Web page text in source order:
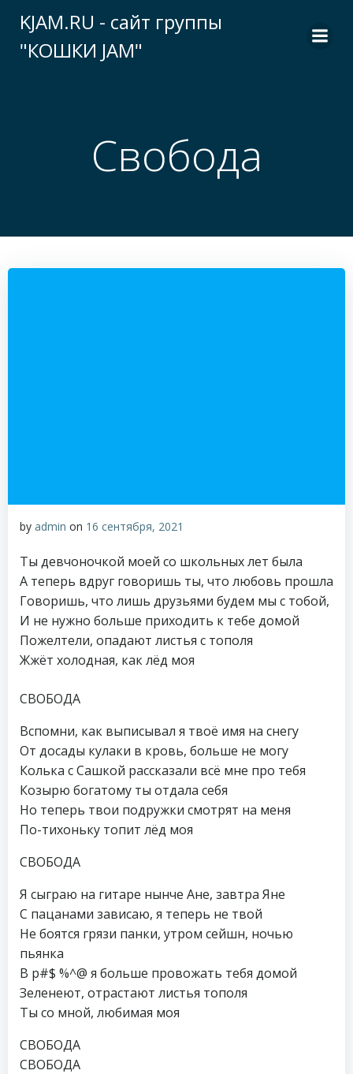
к
KJAM.RU - сайт группы
"КОШКИ JAM"
Свобода
by admin on 16 сентября, 2021
Ты девчоночкой моей со школьных лет была
А теперь вдруг говоришь ты, что любовь прошла
Говоришь, что лишь друзьями будем мы с тобой,
И не нужно больше приходить к тебе домой
Пожелтели, опадают листья с тополя
Жжёт холодная, как лёд моя
СВОБОДА
Вспомни, как выписывал я твоё имя на снегу
От досады кулаки в кровь, больше не могу
Колька с Сашкой рассказали всё мне про тебя
Козырю богатому ты отдала себя
Но теперь твои подружки смотрят на меня
По-тихоньку топит лёд моя
СВОБОДА
Я сыграю на гитаре нынче Ане, завтра Яне
С пацанами зависаю, я теперь не твой
Не боятся грязи панки, утром сейшн, ночью
пьянка
В р#$ %^@ я больше провожать тебя домой
Зеленеют, отрастают листья тополя
Ты со мной, любимая моя
СВОБОДА
СВОБОДА